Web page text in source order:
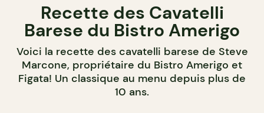
Recette des Cavatelli
Barese du Bistro Amerigo
Voici la recette des cavatelli barese de Steve
Marcone, propriétaire du Bistro Amerigo et
Figata! Un classique au menu depuis plus de
10 ans.